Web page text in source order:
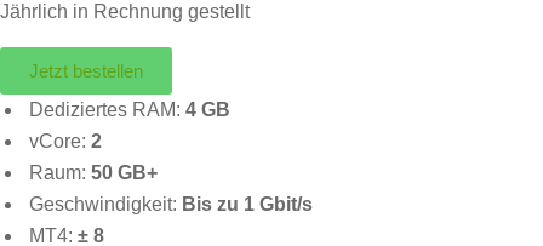
Jährlich in Rechnung gestellt
Jetzt bestellen
Dediziertes RAM: 4 GB
vCore: 2
Raum: 50 GB+
Geschwindigkeit: Bis zu 1 Gbit/s
MT4: ± 8